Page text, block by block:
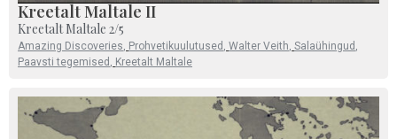
Kreetalt Maltale II
Kreetalt Maltale 2/5
Amazing Discoveries, Prohvetikuulutused , Walter Veith, Salaühingud ,
Paavsti tegemised , Kreetalt Maltale